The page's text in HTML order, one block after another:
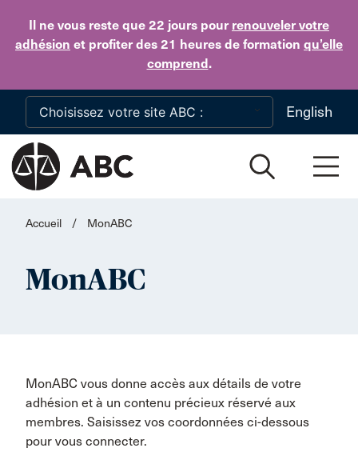
Il ne vous reste que 22 jours pour renouveler votre
adhésion et profiter des 21 heures de formation qu’elle
comprend.
Skip to main content
English
Accueil / MonABC
MonABC
MonABC vous donne accès aux détails de votre
adhésion et à un contenu précieux réservé aux
membres. Saisissez vos coordonnées ci-dessous
pour vous connecter.